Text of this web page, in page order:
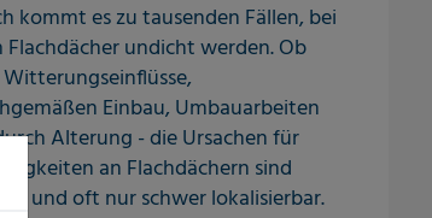
kommt es zu tausenden Fällen, bei
Flachdächer undicht werden. Ob
Einbau, Umbauarbeiten
Alterung - die Ursachen für
an Flachdächern sind
und oft nur schwer lokalisierbar.